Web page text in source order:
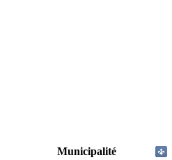
Municipalité